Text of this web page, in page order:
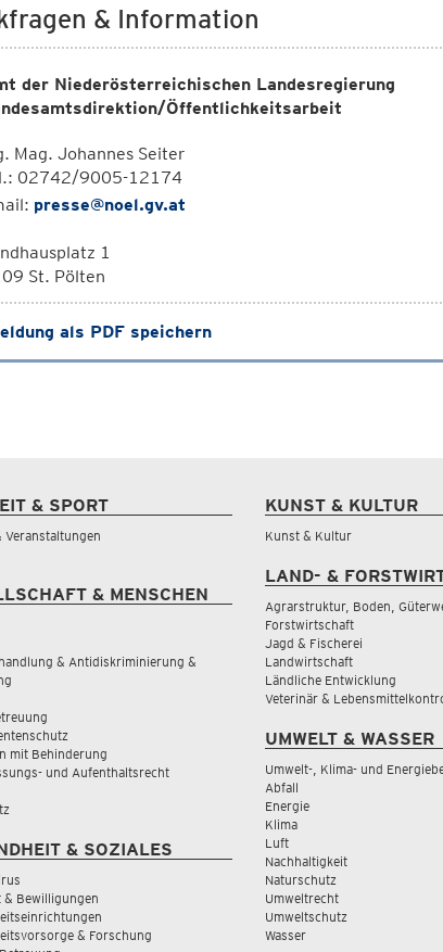
& Information
der Niederösterreichischen Landesregierung
Öffentlichkeitsarbeit
Mag. Johannes Seiter
02742/9005-12174
presse@noel.gv.at
1
St. Pölten
als PDF speichern
& SPORT
Veranstaltungen
& MENSCHEN
& Antidiskriminierung &
mit Behinderung
und Aufenthaltsrecht
& SOZIALES
& Bewilligungen
& Forschung
KUNST & KULTUR
Kunst & Kultur
LAND- &
Agrarstruktur, Boden,
Forstwirtschaft
Jagd & Fischerei
Landwirtschaft
Ländliche Entwicklung
Veterinär &
UMWELT & WASSER
Umwelt-, Klima- und
Abfall
Energie
Klima
Luft
Nachhaltigkeit
Naturschutz
Umweltrecht
Umweltschutz
Wasser